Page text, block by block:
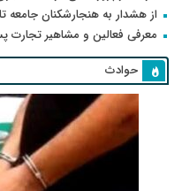
از هشدار به هنجارشکنان جامعه
معرفی فعالین و مشاهیر تجارت
حوادث